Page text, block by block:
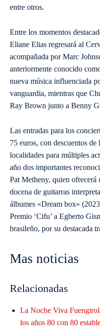
entre otros.
Entre los momentos
Eliane Elias regresará al
acompañada por Marc
anteriormente conocido
nueva música influenciada
vanguardia, mientras que
Ray Brown junto a Benny
Las entradas para los
75 euros, con descuentos
localidades para múltiples
año dos importantes
Pat Metheny, quien
docena de guitarras
álbumes «Dream box»
Premio ‘Cifu’ a Egberto
brasileño, por su destacada
Mas noticias
Relacionadas
La Noche Viva
los años 80 con 80